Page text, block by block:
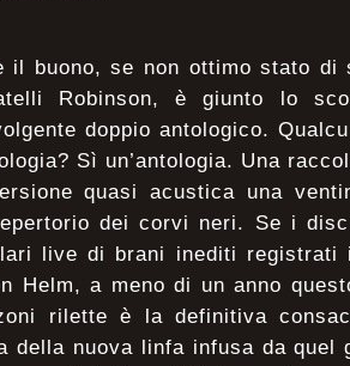
il buono, se non ottimo stato di
Robinson, è giunto lo
doppio antologico.
Sì un’antologia. Una
quasi acustica una
dei corvi neri. Se i
live di brani inediti registrati
Helm, a meno di un anno
rilette è la definitiva
della nuova linfa infusa da quel